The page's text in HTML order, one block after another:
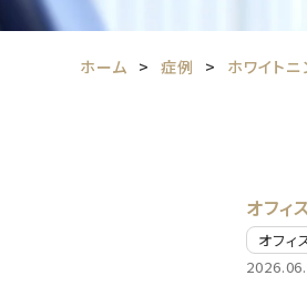
ホーム 症例 ホワイトニ
オフィ
オフィ